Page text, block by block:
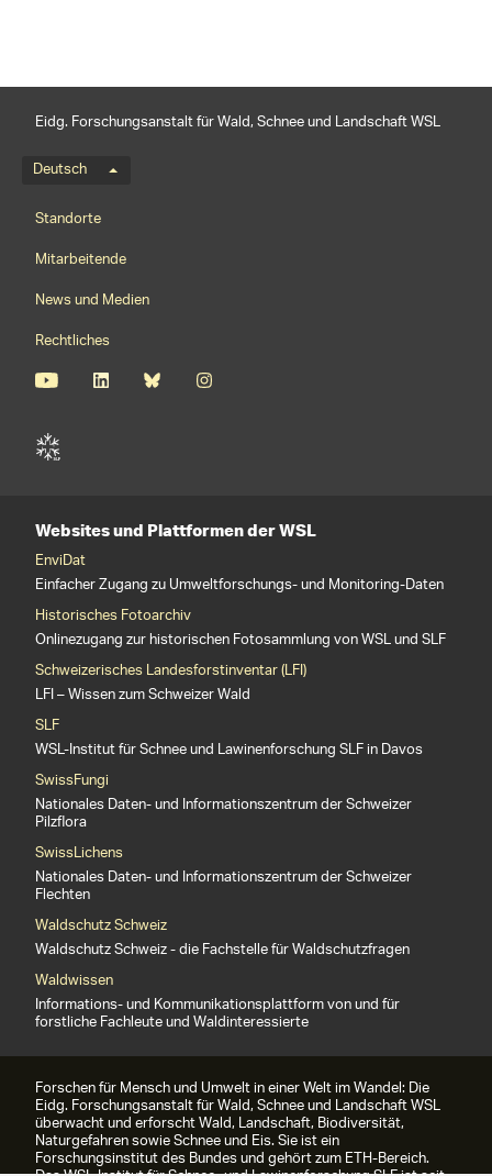
Eidg. Forschungsanstalt für Wald, Schnee und Landschaft WSL
Sprachmenü
Deutsch
Footernavigation
Standorte
Mitarbeitende
News und Medien
Rechtliches
Websites und Plattformen der WSL
EnviDat
Einfacher Zugang zu Umweltforschungs- und Monitoring-Daten
Historisches Fotoarchiv
Onlinezugang zur historischen Fotosammlung von WSL und SLF
Schweizerisches Landesforstinventar (LFI)
LFI – Wissen zum Schweizer Wald
SLF
WSL-Institut für Schnee und Lawinenforschung SLF in Davos
SwissFungi
Nationales Daten- und Informationszentrum der Schweizer
Pilzflora
SwissLichens
Nationales Daten- und Informationszentrum der Schweizer
Flechten
Waldschutz Schweiz
Waldschutz Schweiz - die Fachstelle für Waldschutzfragen
Waldwissen
Informations- und Kommunikationsplattform von und für
forstliche Fachleute und Waldinteressierte
Forschen für Mensch und Umwelt in einer Welt im Wandel: Die
Eidg. Forschungsanstalt für Wald, Schnee und Landschaft WSL
überwacht und erforscht Wald, Landschaft, Biodiversität,
Naturgefahren sowie Schnee und Eis. Sie ist ein
Forschungsinstitut des Bundes und gehört zum ETH-Bereich.